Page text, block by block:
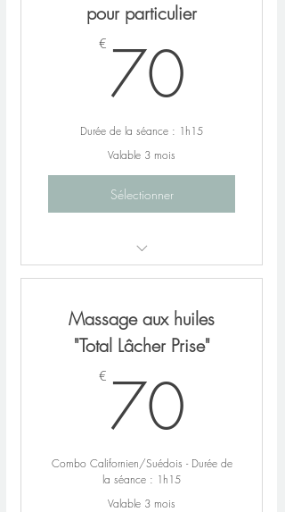
pour particulier
€ 70
Durée de la séance : 1h15
Valable 3 mois
Sélectionner
YOGA : Idéal pour les débutants
Au choix :Yin, Vinyasa, Danse du
dragon, Yoga Nidra au choix
Aucun échange ni remboursement
possible
Autres tarifs et durée sur demande
Massage aux huiles
"Total Lâcher Prise"
€ 70
Combo Californien/Suédois - Durée de
la séance : 1h15
Valable 3 mois